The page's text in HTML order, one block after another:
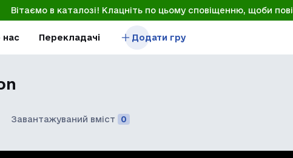
Вітаємо в каталозі! Клацніть по цьому сповіщенню, щоби
нас Перекладачі Додати гру
Завантажуваний вміст 0